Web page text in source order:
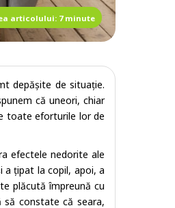
articolului: 7 minute
depășite de situație.
că uneori, chiar
toate eforturile lor de
efectele nedorite ale
a țipat la copil, apoi, a
plăcută împreună cu
constate că seara,